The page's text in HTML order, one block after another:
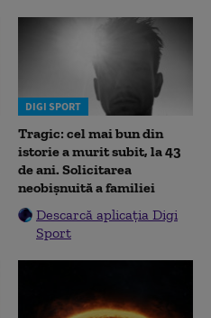
DIGI SPORT
Tragic: cel mai bun din
istorie a murit subit, la 43
de ani. Solicitarea
neobișnuită a familiei
Descarcă aplicația Digi
Sport